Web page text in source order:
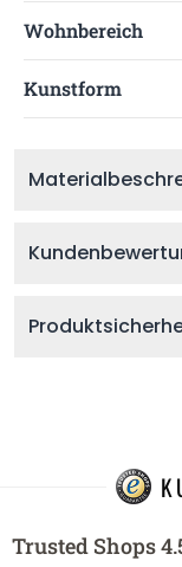
Wohnbereich
Kunstform
Trusted Shops